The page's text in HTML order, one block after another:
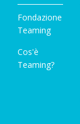
Fondazione
Teaming
Cos'è
Teaming?